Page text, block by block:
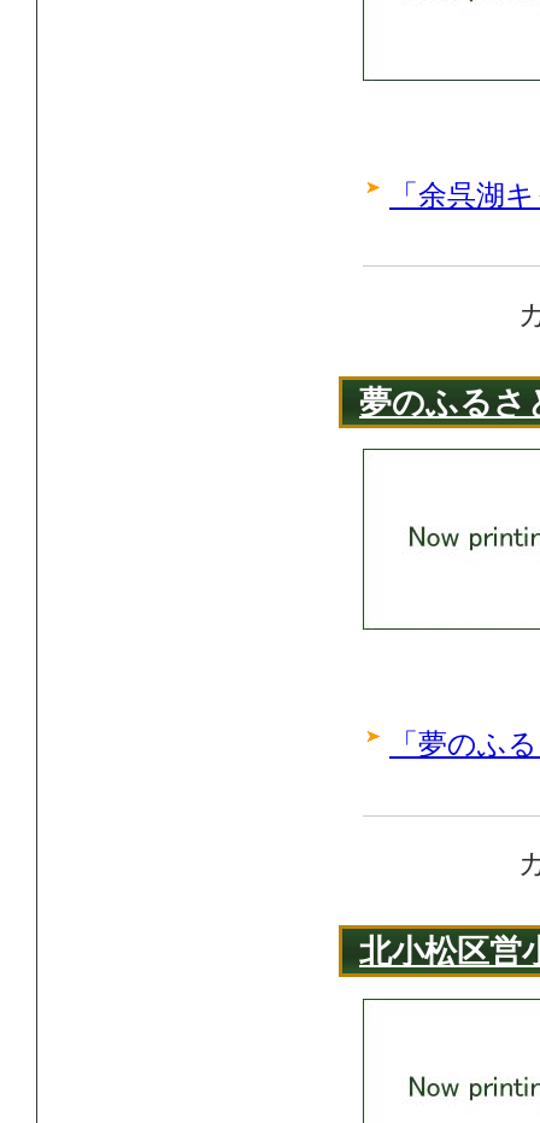
「余呉湖
夢のふるさ
「夢のふ
北小松区営